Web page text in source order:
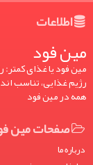
اطلاعات
مین فود
مین فود یا غذای کمتر:
رژیم غذایی، تناسب
همه در مین فود
صفحات مین
درباره ما